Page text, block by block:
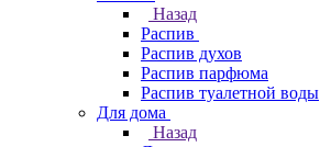
Назад
Распив
Распив духов
Распив парфюма
Распив туалетной воды
Для дома
Назад